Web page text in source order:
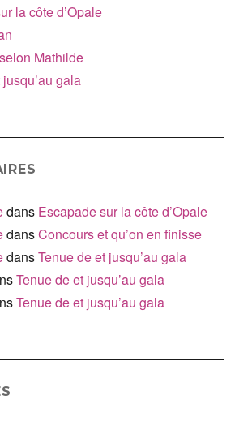
la côte d’Opale
Mathilde
gala
dans Escapade sur la côte d’Opale
dansConcours et qu’on en finisse
dansTenue de et jusqu’au gala
Tenue de et jusqu’au gala
Tenue de et jusqu’au gala